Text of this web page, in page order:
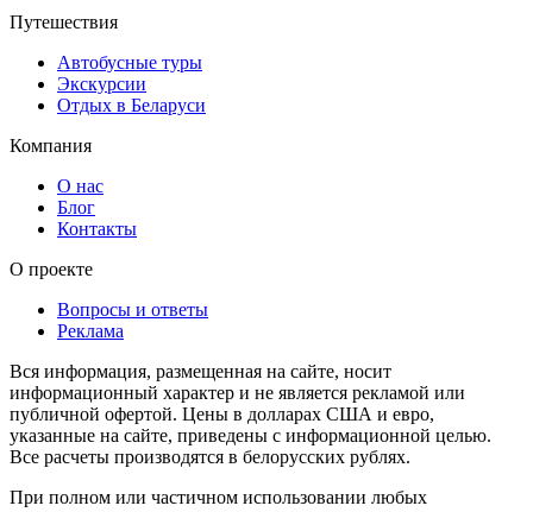
Путешествия
Автобусные туры
Экскурсии
Отдых в Беларуси
Компания
О нас
Блог
Контакты
О проекте
Вопросы и ответы
Реклама
Вся информация, размещенная на сайте, носит
информационный характер и не является рекламой или
публичной офертой. Цены в долларах США и евро,
указанные на сайте, приведены с информационной целью.
Все расчеты производятся в белорусских рублях.
При полном или частичном использовании любых